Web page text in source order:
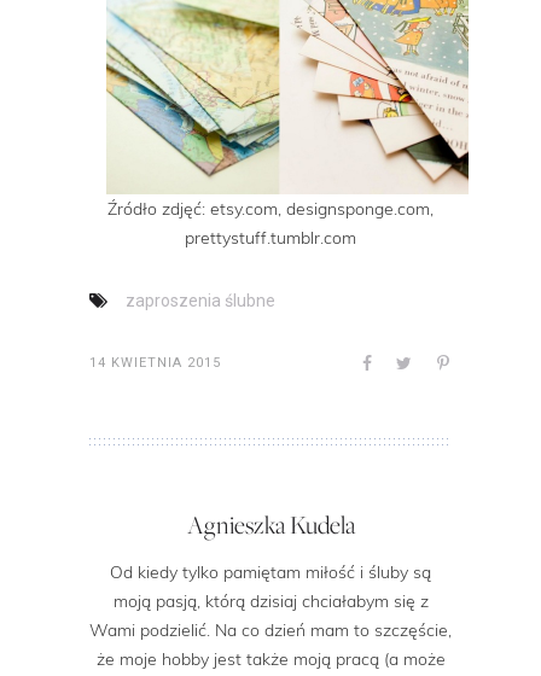
Źródło zdjęć: etsy.com, designsponge.com,
prettystuff.tumblr.com
zaproszenia ślubne
14 KWIETNIA 2015
Agnieszka Kudela
Od kiedy tylko pamiętam miłość i śluby są
moją pasją, którą dzisiaj chciałabym się z
Wami podzielić. Na co dzień mam to szczęście,
że moje hobby jest także moją pracą (a może